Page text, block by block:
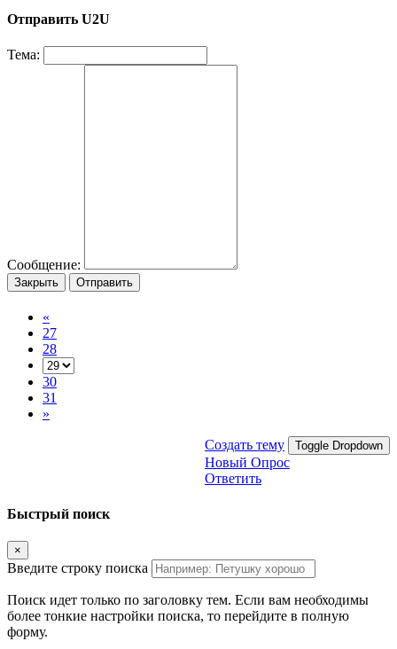
Отправить U2U
Тема:
Сообщение:
Закрыть Отправить
«
27
28
30
31
»
Создать тему Toggle Dropdown
Новый Опрос
Ответить
Быстрый поиск
×
Введите строку поиска
Поиск идет только по заголовку тем. Если вам необходимы
более тонкие настройки поиска, то перейдите в полную
форму.